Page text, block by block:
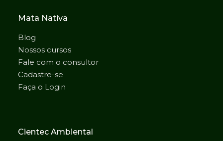
Mata Nativa
Blog
Nossos cursos
Fale com o consultor
Cadastre-se
Faça o Login
Cientec Ambiental